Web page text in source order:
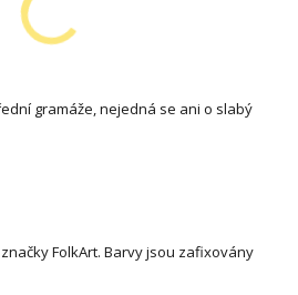
gramáže, nejedná se ani o slabý
FolkArt. Barvy jsou zafixovány